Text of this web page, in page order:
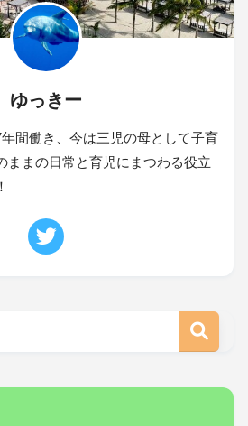
ゆっきー
間働き、今は三児の母として子育
ままの日常と育児にまつわる役立